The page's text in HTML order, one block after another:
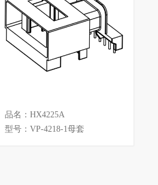
品名：HX4225A
型号：VP-4218-1母套